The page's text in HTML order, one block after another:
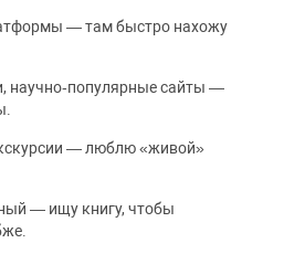
— там быстро нахожу
научно‑популярные сайты —
— люблю «живой»
— ищу книгу, чтобы